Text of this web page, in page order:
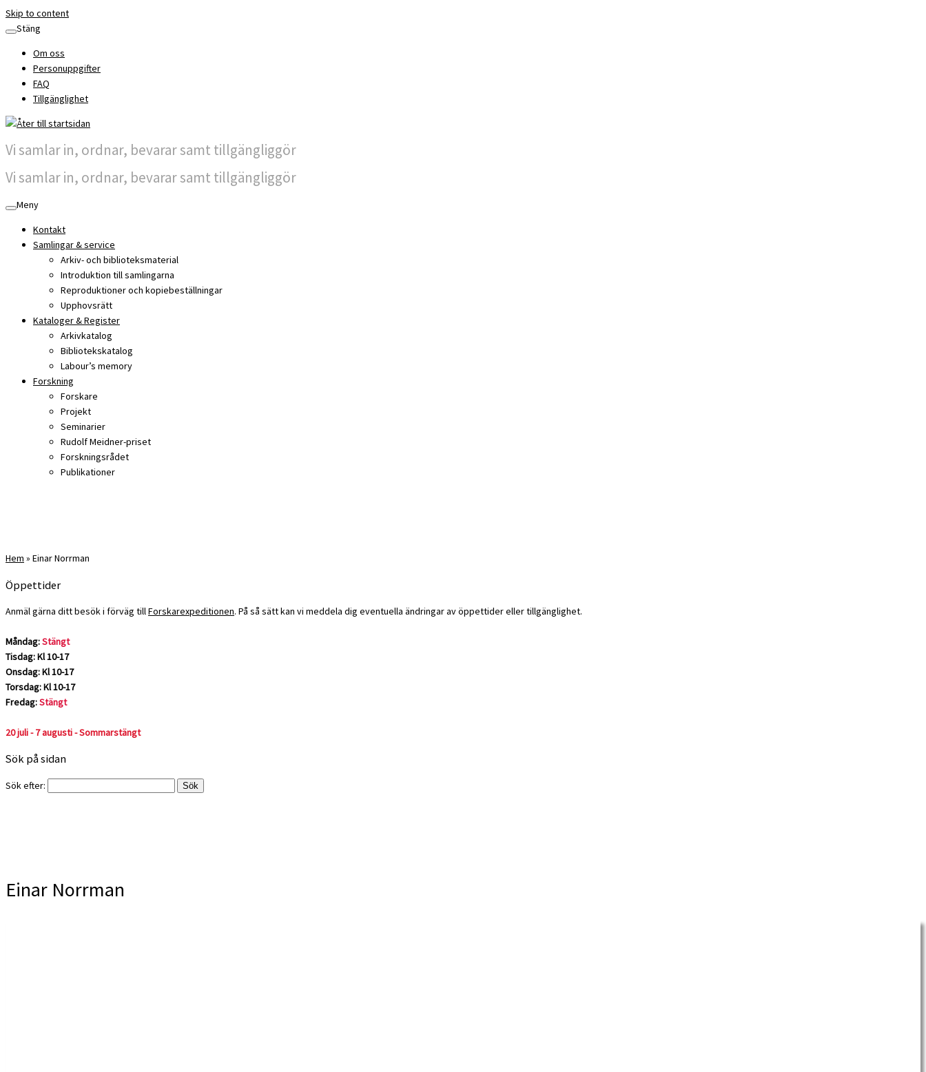
Skip to content
Stäng
Om oss
Personuppgifter
FAQ
Tillgänglighet
Vi samlar in, ordnar, bevarar samt tillgängliggör
Vi samlar in, ordnar, bevarar samt tillgängliggör
Meny
Kontakt
Samlingar & service
Arkiv- och biblioteksmaterial
Introduktion till samlingarna
Reproduktioner och kopiebeställningar
Upphovsrätt
Kataloger & Register
Arkivkatalog
Bibliotekskatalog
Labour’s memory
Forskning
Forskare
Projekt
Seminarier
Rudolf Meidner-priset
Forskningsrådet
Publikationer
Hem » Einar Norrman
Öppettider
Anmäl gärna ditt besök i förväg tillForskarexpeditionen. På så sätt kan vi meddela dig eventuella ändringar av öppettider eller tillgänglighet.
Måndag:Stängt
Tisdag: Kl 10-17
Onsdag: Kl 10-17
Torsdag: Kl 10-17
Fredag:Stängt
20 juli - 7 augusti - Sommarstängt
Sök på sidan
Sök efter:
Einar Norrman